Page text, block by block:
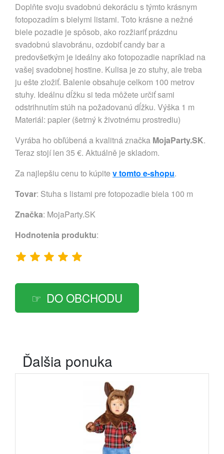
Doplňte svoju svadobnú dekoráciu s týmto krásnym
fotopozadím s bielymi listami. Toto krásne a nežné
biele pozadie je spôsob, ako rozžiariť prázdnu
svadobnú slavobránu, ozdobiť candy bar a
predovšetkým je ideálny ako fotopozadie napríklad na
vašej svadobnej hostine. Kulisa je zo stuhy, ale treba
ju ešte zložiť. Balenie obsahuje celkom 100 metrov
stuhy. Ideálnu dĺžku si teda môžete určiť sami
odstrihnutím stúh na požadovanú dĺžku. Výška 1 m
Materiál: papier (šetrný k životnému prostrediu)
Vyrába ho obľúbená a kvalitná značka MojaParty.SK.
Teraz stojí len 35 €. Aktuálně je skladom.
Za najlepšiu cenu to kúpite v tomto e-shopu.
Tovar: Stuha s listami pre fotopozadie biela 100 m
Značka: MojaParty.SK
Hodnotenia produktu:
DO OBCHODU
Ďalšia ponuka